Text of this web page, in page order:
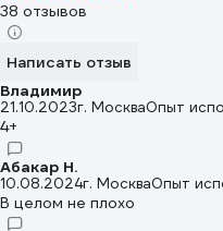
38 отзывов
Написать отзыв
Владимир
21.10.2023г. МоскваОпыт
4+
Абакар Н.
10.08.2024г. МоскваОпыт
В целом не плохо